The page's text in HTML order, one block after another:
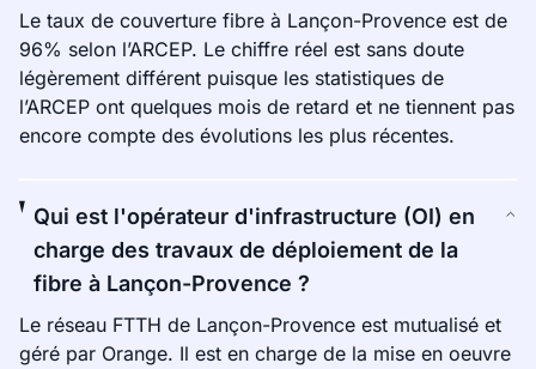
Le taux de couverture fibre à Lançon-Provence est de
96% selon l’ARCEP. Le chiffre réel est sans doute
légèrement différent puisque les statistiques de
l’ARCEP ont quelques mois de retard et ne tiennent pas
encore compte des évolutions les plus récentes.
Qui est l'opérateur d'infrastructure (OI) en
charge des travaux de déploiement de la
fibre à Lançon-Provence ?
Le réseau FTTH de Lançon-Provence est mutualisé et
géré par Orange. Il est en charge de la mise en oeuvre